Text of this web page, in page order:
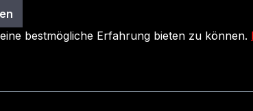
bestmögliche Erfahrung bieten zu können.